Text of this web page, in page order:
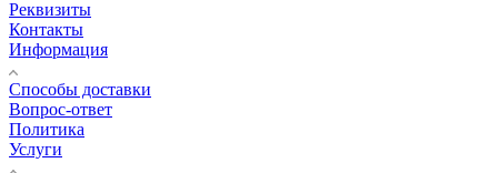
Реквизиты
Контакты
Информация
Способы доставки
Вопрос-ответ
Политика
Услуги